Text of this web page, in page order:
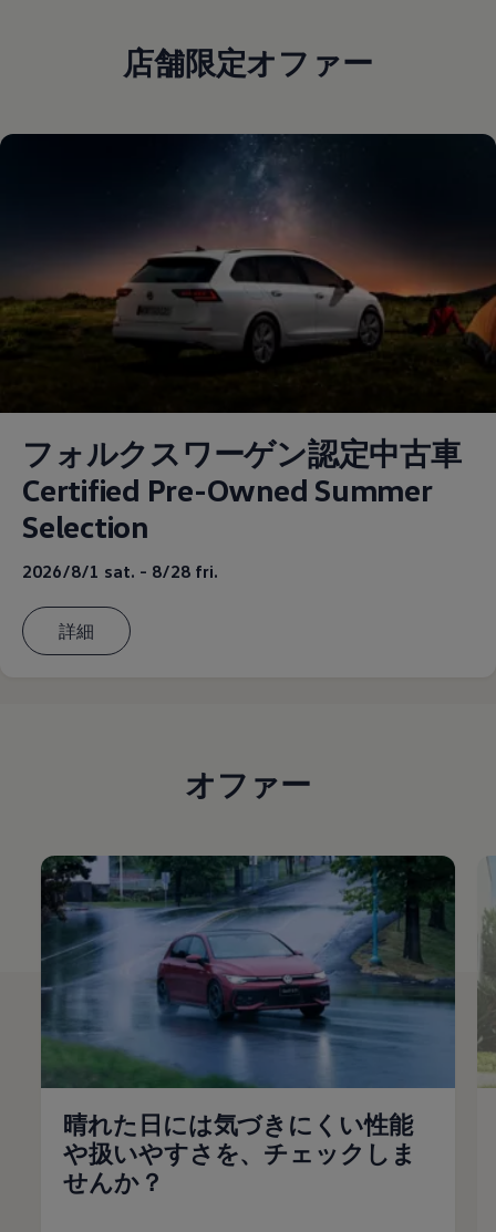
店舗限定オファー
フォルクスワーゲン認定中古車
Certified Pre-Owned Summer
Selection
2026/8/1 sat. - 8/28 fri.
詳細
オファー
晴れた日には気づきにくい性能
や扱いやすさを、チェックしま
せんか？